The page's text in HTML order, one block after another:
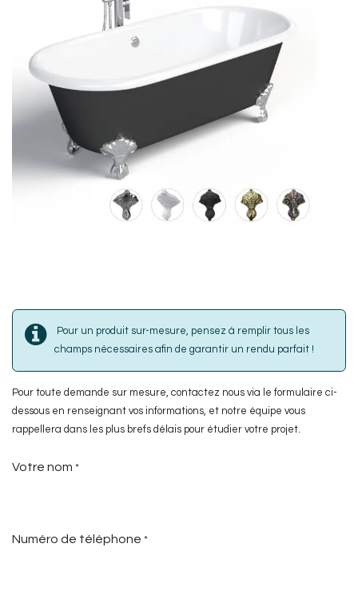
Pour un produit sur-mesure, pensez à remplir tous les
champs nécessaires afin de garantir un rendu parfait !
Pour toute demande sur mesure, contactez nous via le formulaire ci-
dessous en renseignant vos informations, et notre équipe vous
rappellera dans les plus brefs délais pour étudier votre projet.
Votre nom *
Numéro de téléphone *